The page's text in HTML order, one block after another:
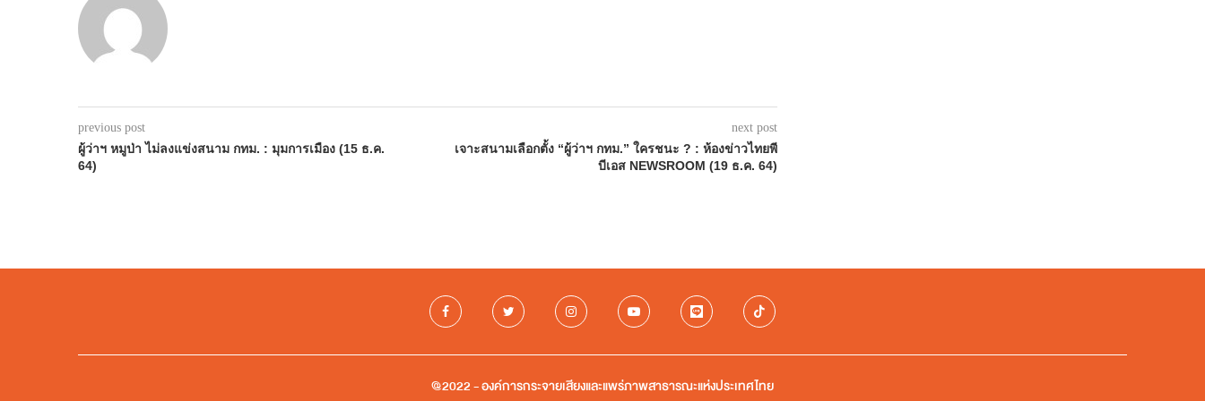
previous post
ผู้ว่าฯ หมูป่า ไม่ลงแข่งสนาม กทม. : มุมการเมือง (15 ธ.ค.
64)
next post
เจาะสนามเลือกตั้ง “ผู้ว่าฯ กทม.” ใครชนะ ? : ห้องข่าวไทยพี
บีเอส NEWSROOM (19 ธ.ค. 64)
@2022 - องค์การกระจายเสียงและแพร่ภาพสาธารณะแห่งประเทศไทย